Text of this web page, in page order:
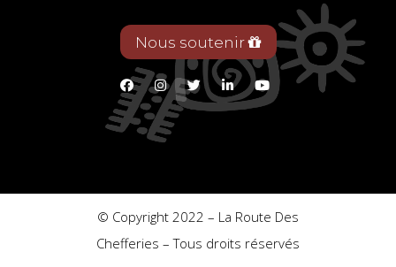
Nous soutenir
© Copyright 2022 – La Route Des
Chefferies – Tous droits réservés